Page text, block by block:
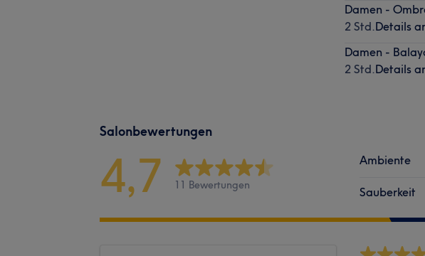
Damen -
2 Std.Details
Damen -
2 Std.Details
Salonbewertungen
4,7 11 Bewertungen
Ambiente
Sauberkeit